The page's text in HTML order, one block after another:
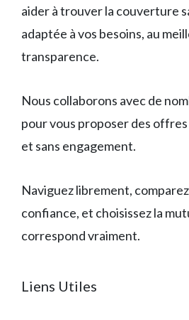
aider à trouver la couverture
adaptée à vos besoins, au
transparence.
Nous collaborons avec de
pour vous proposer des
et sans engagement.
Naviguez librement,
confiance, et choisissez la
correspond vraiment.
Liens Utiles